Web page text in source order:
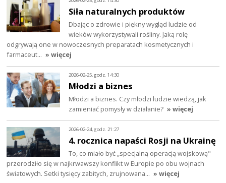
Siła naturalnych produktów
Dbając o zdrowie i piękny wygląd ludzie od
wieków wykorzystywali rośliny. Jaką rolę
odgrywają one w nowoczesnych preparatach kosmetycznych i
farmaceut… » więcej
2026-02-25, godz. 14:30
Młodzi a biznes
Młodzi a biznes. Czy młodzi ludzie wiedzą, jak
zamieniać pomysły w działanie? » więcej
2026-02-24, godz. 21:27
4. rocznica napaści Rosji na Ukrainę
To, co miało być „specjalną operacją wojskową"
przerodziło się w najkrwawszy konflikt w Europie po obu wojnach
światowych. Setki tysięcy zabitych, zrujnowana… » więcej